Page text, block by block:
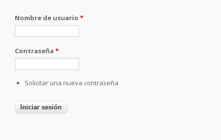
Nombre de usuario *
Contraseña *
Solicitar una nueva contraseña